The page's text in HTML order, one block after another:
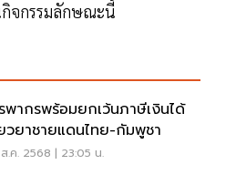
กิจกรรมลักษณะนี้
พากรพร้อมยกเว้นภาษีเงินได้
วยาชายแดนไทย-กัมพูชา
.ค. 2568 | 23:05 น.